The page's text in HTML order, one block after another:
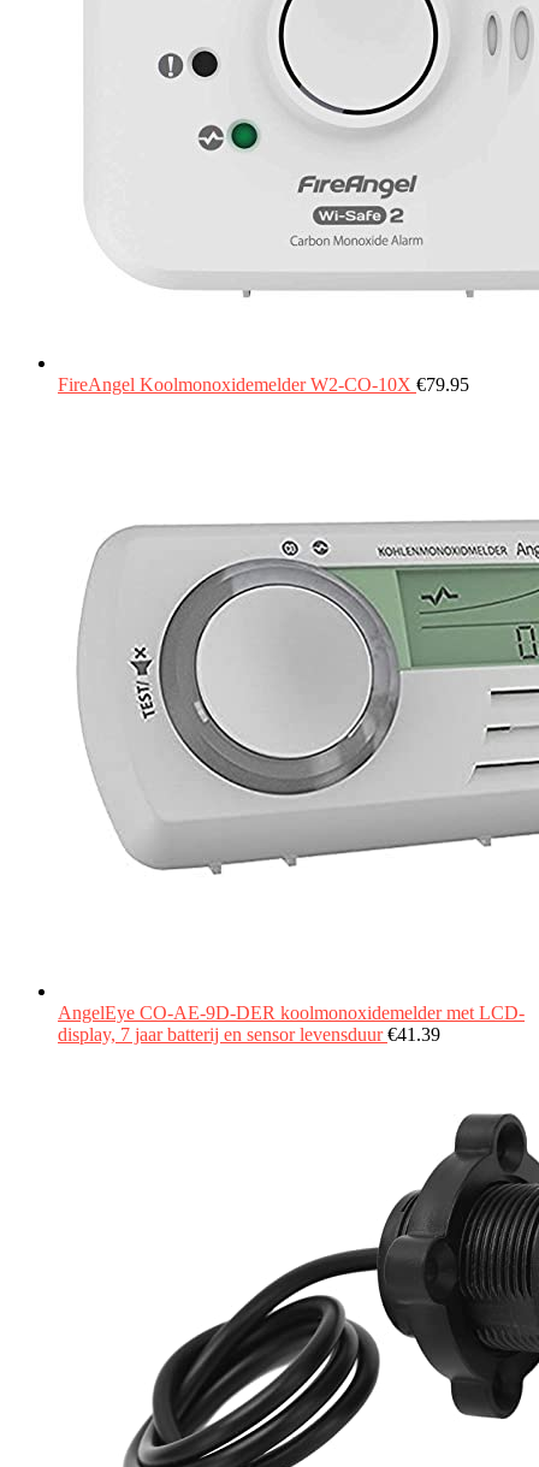
FireAngel Koolmonoxidemelder W2-CO-10X €79.95
AngelEye CO-AE-9D-DER koolmonoxidemelder met LCD-
display, 7 jaar batterij en sensor levensduur €41.39